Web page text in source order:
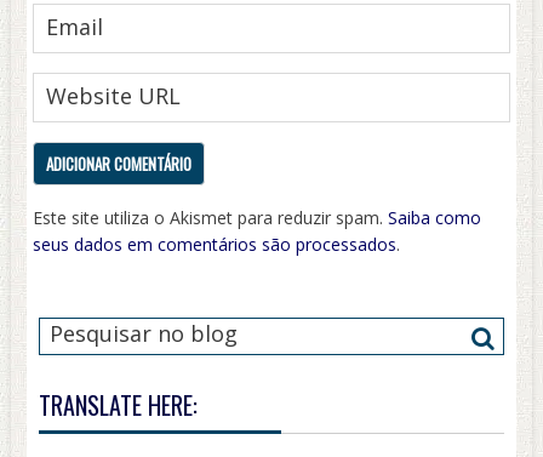
Este site utiliza o Akismet para reduzir spam.Saiba como
seus dados em comentários são processados.
TRANSLATE HERE: